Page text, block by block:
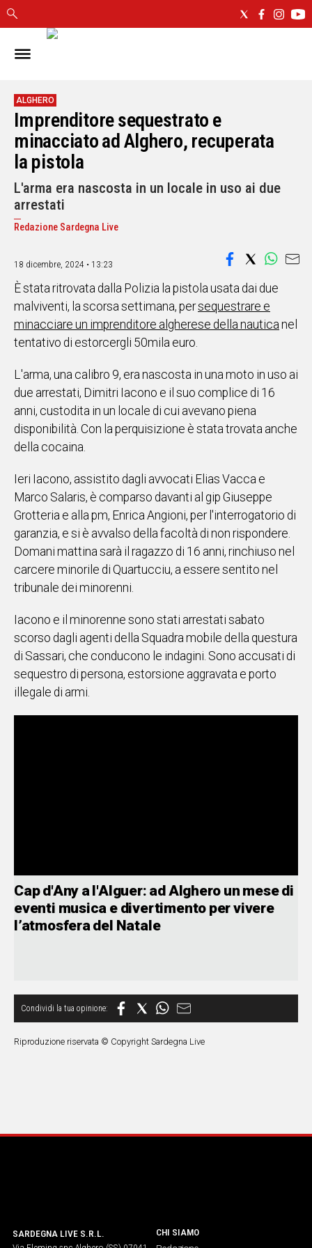
IN
CAGLIARI
SASSARI
NUORO
ORISTANO
SULCIS
GALLURA
OGLIASTRA
MEDIO
NOTIZIE
POLITICA
IN
ITALIA
MONDO
SPORT
EVENTI
STORIE
Vai
AL CANALE
ALGHERO
Imprenditore sequestrato e
minacciato ad Alghero, recuperata
la pistola
L'arma era nascosta in un locale in uso ai due
arrestati
Redazione Sardegna Live
18 dicembre, 2024 • 13:23
È stata ritrovata dalla Polizia la pistola usata dai due
malviventi, la scorsa settimana, persequestrare e
minacciare un imprenditore algherese della nautica nel
tentativo di estorcergli 50mila euro.
L'arma, una calibro 9, era nascosta in una moto in uso ai
due arrestati, Dimitri Iacono e il suo complice di 16
anni, custodita in un locale di cui avevano piena
disponibilità. Con la perquisizione è stata trovata anche
della cocaina.
Ieri Iacono, assistito dagli avvocati Elias Vacca e
Marco Salaris, è comparso davanti al gip Giuseppe
Grotteria e alla pm, Enrica Angioni, per l'interrogatorio di
garanzia, e si è avvalso della facoltà di non rispondere.
Domani mattina sarà il ragazzo di 16 anni, rinchiuso nel
carcere minorile di Quartucciu, a essere sentito nel
tribunale dei minorenni.
Iacono e il minorenne sono stati arrestati sabato
scorso dagli agenti della Squadra mobile della questura
di Sassari, che conducono le indagini. Sono accusati di
sequestro di persona, estorsione aggravata e porto
illegale di armi.
Cap d'Any a l'Alguer: ad Alghero un mese di
eventi musica e divertimento per vivere
l’atmosfera del Natale
Riproduzione riservata © Copyright Sardegna Live
SARDEGNA LIVE S.R.L.
CHI SIAMO